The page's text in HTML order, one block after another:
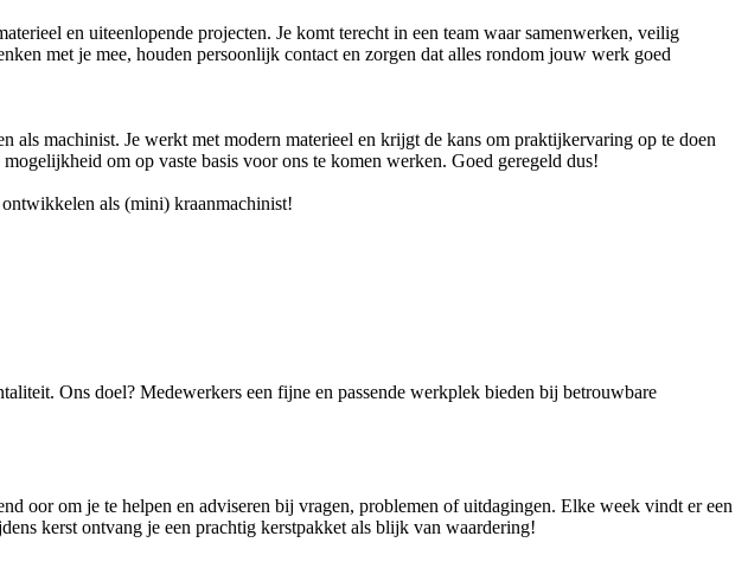
en uiteenlopende projecten. Je komt terecht in een team waar samenwerken, veilig
met je mee, houden persoonlijk contact en zorgen dat alles rondom jouw werk goed
machinist. Je werkt met modern materieel en krijgt de kans om praktijkervaring op te doen
om op vaste basis voor ons te komen werken. Goed geregeld dus!
als (mini) kraanmachinist!
Ons doel? Medewerkers een fijne en passende werkplek bieden bij betrouwbare
oor om je te helpen en adviseren bij vragen, problemen of uitdagingen. Elke week vindt er een
kerst ontvang je een prachtig kerstpakket als blijk van waardering!